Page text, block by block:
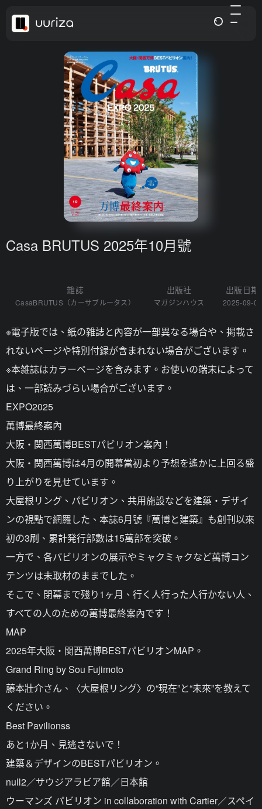
Casa BRUTUS 2025年10月號
雜誌
CasaBRUTUS（カーサブルータス）
出版社
マガジンハウス
出版日期
2025-09-09
※電子版では、紙の雑誌と內容が一部異なる場合や、掲載さ
れないページや特別付録が含まれない場合がございます。
※本雑誌はカラーページを含みます。お使いの端末によって
は、一部読みづらい場合がございます。
EXPO2025
萬博最終案內
大阪・関西萬博BESTパビリオン案內！
大阪・関西萬博は4月の開幕當初より予想を遙かに上回る盛
り上がりを見せています。
大屋根リング、パビリオン、共用施設などを建築・デザイ
ンの視點で網羅した、本誌6月號『萬博と建築』も創刊以來
初の3刷、累計発行部數は15萬部を突破。
一方で、各パビリオンの展示やミャクミャクなど萬博コン
テンツは未取材のままでした。
そこで、閉幕まで殘り1ヶ月、行く人行った人行かない人、
すべての人のための萬博最終案內です！
MAP
2025年大阪・関西萬博BESTパビリオンMAP。
Grand Ring by Sou Fujimoto
藤本壯介さん、〈大屋根リング〉の“現在”と“未來”を教えて
ください。
Best Pavilionss
あと1か月、見逃さないで！
建築＆デザインのBESTパビリオン。
null2／サウジアラビア館／日本館
ウーマンズ パビリオン in collaboration with Cartier／スペイ